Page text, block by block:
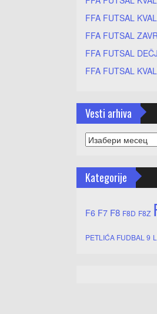
FFA FUTSAL
FFA FUTSAL
FFA FUTSAL
FFA FUTSAL
Vesti arhiva
Vesti
arhiva
Kategorije
F6 F7 F8 F8D F8Z
PETLIĆA FUDBAL 9